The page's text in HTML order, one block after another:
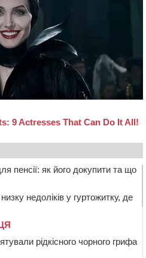
пенсії: як його докупити та що
недоліків у гуртожитку, де
рідкісного чорного грифа